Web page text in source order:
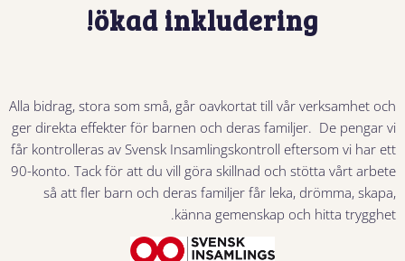
ökad inkludering!
Alla bidrag, stora som små, går oavkortat till vår verksamhet och
ger direkta effekter för barnen och deras familjer. De pengar vi
får kontrolleras av Svensk Insamlingskontroll eftersom vi har ett
90-konto. Tack för att du vill göra skillnad och stötta vårt arbete
så att fler barn och deras familjer får leka, drömma, skapa,
känna gemenskap och hitta trygghet.